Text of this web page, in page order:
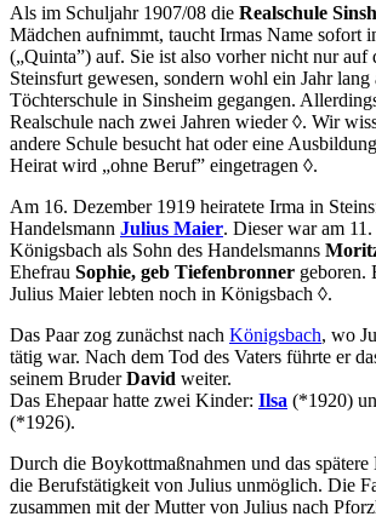
Als im Schuljahr 1907/08 die Realschule
Mädchen aufnimmt, taucht Irmas Name sofort
(„Quinta”) auf. Sie ist also vorher nicht nur auf
Steinsfurt gewesen, sondern wohl ein Jahr
Töchterschule in Sinsheim gegangen.
Realschule nach zwei Jahren wieder◊. Wir
andere Schule besucht hat oder eine
Heirat wird „ohne Beruf” eingetragen ◊.
Am 16. Dezember 1919 heiratete Irma in
Handelsmann Julius Maier. Dieser war am
Königsbach als Sohn des Handelsmanns
Ehefrau Sophie, geb Tiefenbronner geboren.
Julius Maier lebten noch in Königsbach ◊.
Das Paar zog zunächst nach Königsbach, wo
tätig war. Nach dem Tod des Vaters führte er
seinem BruderDavid weiter.
Das Ehepaar hatte zwei Kinder: Ilsa (*1920)
(*1926).
Durch die Boykottmaßnahmen und das
die Berufstätigkeit von Julius unmöglich. Die
zusammen mit der Mutter von Julius nach